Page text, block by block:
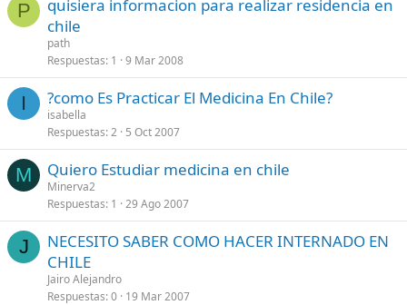
P
quisiera informacion para realizar residencia en
chile
path
Respuestas 1 9 Mar 2008
I ?como Es Practicar El Medicina En Chile?
isabella
Respuestas 2 5 Oct 2007
M Quiero Estudiar medicina en chile
Minerva2
Respuestas 1 29 Ago 2007
J
NECESITO SABER COMO HACER INTERNADO EN
CHILE
Jairo Alejandro
Respuestas 0 19 Mar 2007